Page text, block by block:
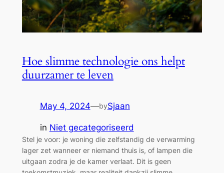
Hoe slimme technologie ons helpt
duurzamer te leven
May 4, 2024—bySjaan
in Niet gecategoriseerd
Stel je voor: je woning die zelfstandig de verwarming
lager zet wanneer er niemand thuis is, of lampen die
uitgaan zodra je de kamer verlaat. Dit is geen